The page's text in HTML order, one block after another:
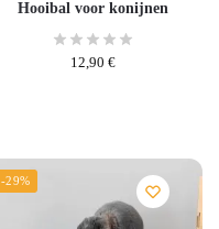
Hooibal voor konijnen
12,90 €
-29%